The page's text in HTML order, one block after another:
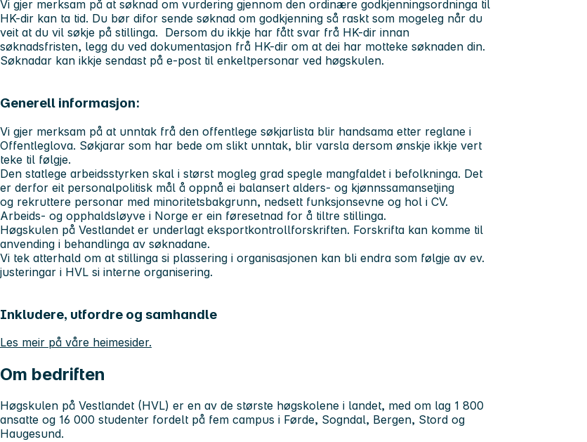
Vi gjer merksam på at søknad om vurdering gjennom den ordinære godkjenningsordninga til
HK-dir kan ta tid. Du bør difor sende søknad om godkjenning så raskt som mogeleg når du
veit at du vil søkje på stillinga. Dersom du ikkje har fått svar frå HK-dir innan
søknadsfristen, legg du ved dokumentasjon frå HK-dir om at dei har motteke søknaden din.
Søknadar kan ikkje sendast på e-post til enkeltpersonar ved høgskulen.
Generell informasjon:
Vi gjer merksam på at unntak frå den offentlege søkjarlista blir handsama etter reglane i
Offentleglova. Søkjarar som har bede om slikt unntak, blir varsla dersom ønskje ikkje vert
teke til følgje.
Den statlege arbeidsstyrken skal i størst mogleg grad spegle mangfaldet i befolkninga. Det
er derfor eit personalpolitisk mål å oppnå ei balansert alders- og kjønnssamansetjing
og rekruttere personar med minoritetsbakgrunn, nedsett funksjonsevne og hol i CV.
Arbeids- og opphaldsløyve i Norge er ein føresetnad for å tiltre stillinga.
Høgskulen på Vestlandet er underlagt eksportkontrollforskriften. Forskrifta kan komme til
anvending i behandlinga av søknadane.
Vi tek atterhald om at stillinga si plassering i organisasjonen kan bli endra som følgje av ev.
justeringar i HVL si interne organisering.
Inkludere, utfordre og samhandle
Les meir på våre heimesider.
Om bedriften
Høgskulen på Vestlandet (HVL) er en av de største høgskolene i landet, med om lag 1 800
ansatte og 16 000 studenter fordelt på fem campus i Førde, Sogndal, Bergen, Stord og
Haugesund.